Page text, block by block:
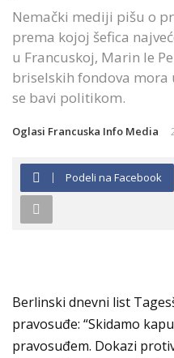
Nemački mediji pišu o
prema kojoj šefica
u Francuskoj, Marin le
briselskih fondova mora
se bavi politikom.
Oglasi Francuska Info Media
Podeli na Facebook
Berlinski dnevni list
pravosuđe: “Skidamo
pravosuđem. Dokazi